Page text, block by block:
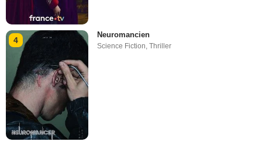
4
Neuromancien
Science Fiction,Thriller